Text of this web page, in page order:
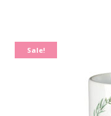
Sale!